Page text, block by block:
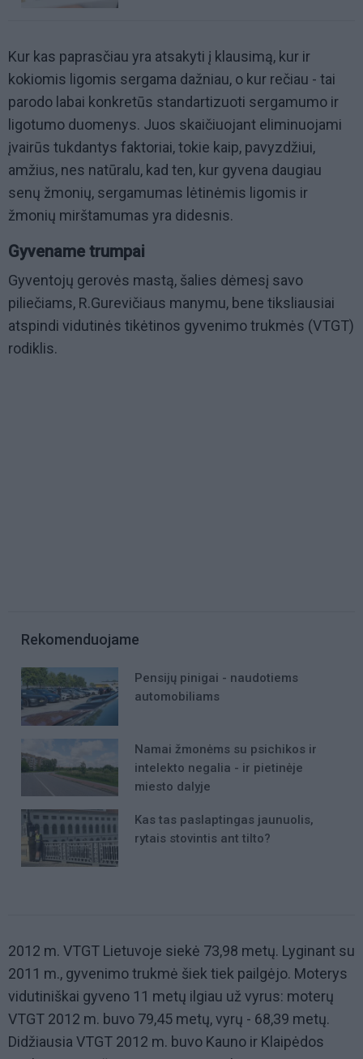
Kur kas paprasčiau yra atsakyti į klausimą, kur ir
kokiomis ligomis sergama dažniau, o kur rečiau - tai
parodo labai konkretūs standartizuoti sergamumo ir
ligotumo duomenys. Juos skaičiuojant eliminuojami
įvairūs tukdantys faktoriai, tokie kaip, pavyzdžiui,
amžius, nes natūralu, kad ten, kur gyvena daugiau
senų žmonių, sergamumas lėtinėmis ligomis ir
žmonių mirštamumas yra didesnis.
Gyvename trumpai
Gyventojų gerovės mastą, šalies dėmesį savo
piliečiams, R.Gurevičiaus manymu, bene tiksliausiai
atspindi vidutinės tikėtinos gyvenimo trukmės (VTGT)
rodiklis.
Rekomenduojame
Pensijų pinigai - naudotiems
automobiliams
Namai žmonėms su psichikos ir
intelekto negalia - ir pietinėje
miesto dalyje
Kas tas paslaptingas jaunuolis,
rytais stovintis ant tilto?
2012 m. VTGT Lietuvoje siekė 73,98 metų. Lyginant su
2011 m., gyvenimo trukmė šiek tiek pailgėjo. Moterys
vidutiniškai gyveno 11 metų ilgiau už vyrus: moterų
VTGT 2012 m. buvo 79,45 metų, vyrų - 68,39 metų.
Didžiausia VTGT 2012 m. buvo Kauno ir Klaipėdos